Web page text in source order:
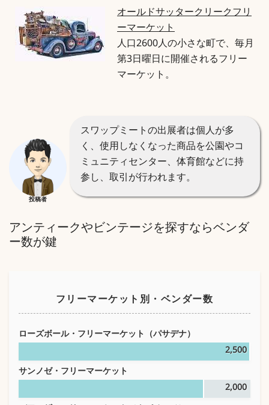
オールドサッタークリークフリ
ーマーケット
人口2600人の小さな町で、毎月
第3日曜日に開催されるフリー
マーケット。
投稿者
スワップミートの出展者は個人が多
く、使用しなくなった商品を公園やコ
ミュニティセンター、体育館などに持
参し、取引が行われます。
アンティークやビンテージを探すならベンダ
ー数が鍵
フリーマーケット別・ベンダー数
ローズボール・フリーマーケット（パサデナ）
2,500
サンノゼ・フリーマーケット
2,000